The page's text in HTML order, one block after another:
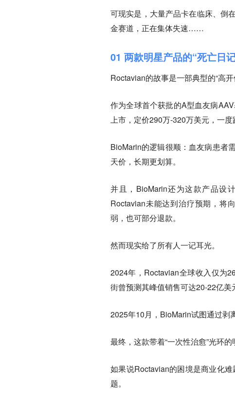
可现实是，大量产品卡在临床、倒
金赛道，正在集体失速……
01 两款明星产品的“死亡日
Roctavian的故事是一部典型的“高开
作为全球首个获批的A型血友病
上市，定价290万-320万美元，一度
BioMarin的逻辑很顺：血友病患者
天价，长期更划算。
并且，BioMarin还为这款产品
Roctavian未能达到治疗预期，将
弱，也可部分退款。
然而现实给了所有人一记耳光。
2024年，Roctavian全球收入仅为
街曾预测其峰值销售可达20-22亿美
2025年10月，BioMarin试图通过剥
最终，这款带着“一次性治愈”光环
如果说Roctavian的困境是商业化
题。